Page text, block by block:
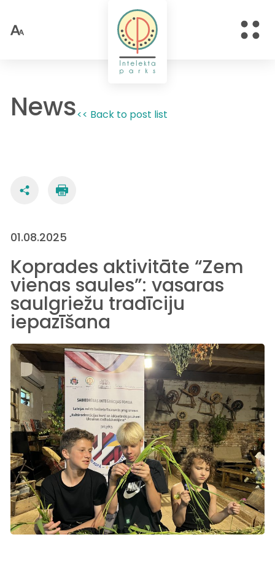
News<< Back to post list
01.08.2025
Koprades aktivitāte “Zem
vienas saules”: vasaras
saulgriežu tradīciju
iepazīšana